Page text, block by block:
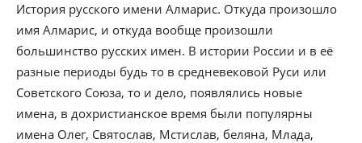
История русского имени Алмарис. Откуда произошло
имя Алмарис, и откуда вообще произошли
большинство русских имен. В истории России и в её
разные периоды будь то в средневековой Руси или
Советского Союза, то и дело, появлялись новые
имена, в дохристианское время были популярны
имена Олег, Святослав, Мстислав, беляна, Млада,